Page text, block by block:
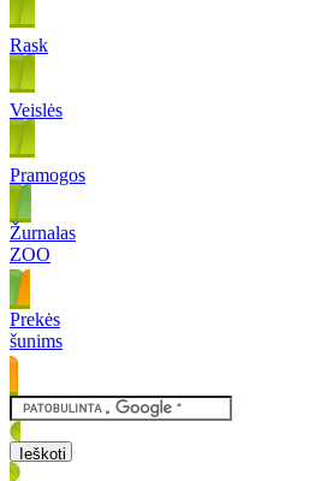
Rask
Veislės
Pramogos
Žurnalas
ZOO
Prekės
šunims